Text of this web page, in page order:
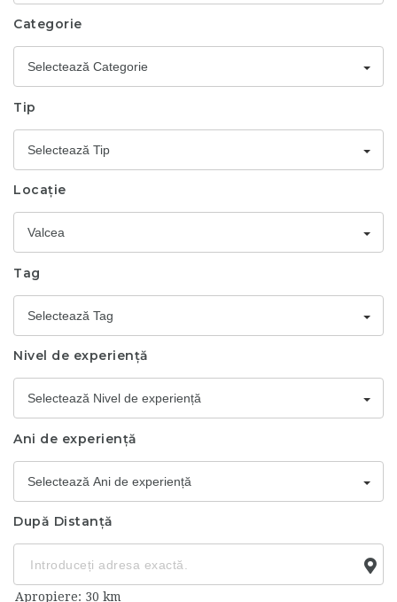
Categorie
Selectează Categorie
Tip
Selectează Tip
Locație
Valcea
Tag
Selectează Tag
Nivel de experiență
Selectează Nivel de experiență
Ani de experiență
Selectează Ani de experiență
După Distanță